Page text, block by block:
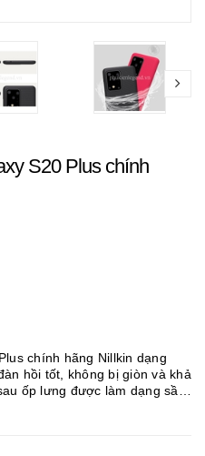
S20 Plus chính
chính hãng Nillkin dạng
hồi tốt, không bị giòn và khả
ốp lưng được làm dạng sần